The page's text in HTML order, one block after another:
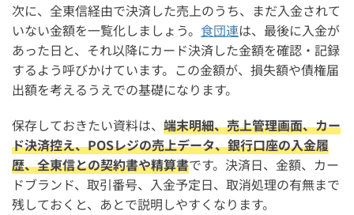
次に、全東信経由で決済した売上のうち、まだ入金されて
いない金額を一覧化しましょう。 食団連は、最後に入金が
あった日と、それ以降にカード決済した金額を確認・記録
するよう呼びかけています。この金額が、損失額や債権届
出額を考えるうえでの基礎になります。
保存しておきたい資料は、 端末明細、売上管理画面、カー
ド決済控え、POSレジの売上データ、銀行口座の入金履
歴、全東信との契約書や精算書です。決済日、金額、カー
ドブランド、取引番号、入金予定日、取消処理の有無まで
残しておくと、あとで説明しやすくなります。